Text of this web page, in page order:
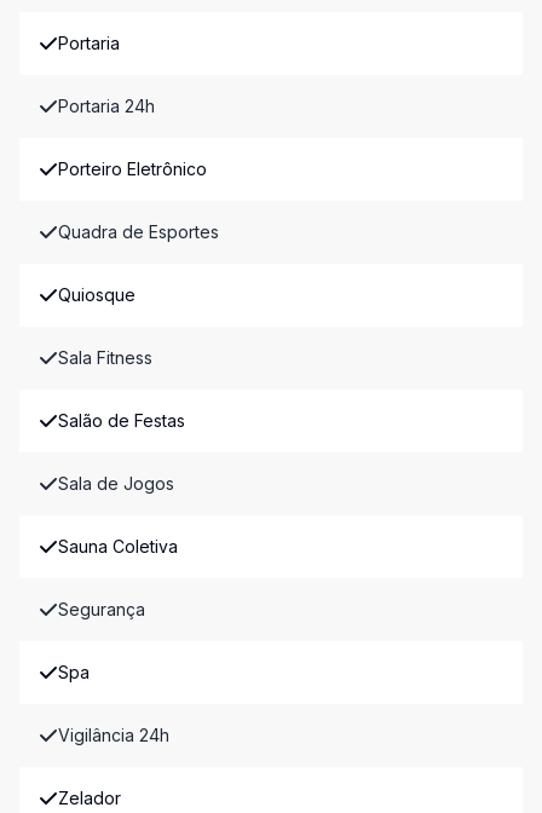
Portaria
Portaria 24h
Porteiro Eletrônico
Quadra de Esportes
Quiosque
Sala Fitness
Salão de Festas
Sala de Jogos
Sauna Coletiva
Segurança
Spa
Vigilância 24h
Zelador